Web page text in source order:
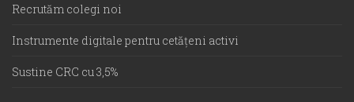
Recrutăm colegi noi
Instrumente digitale pentru cetățeni activi
Sustine CRC cu 3,5%